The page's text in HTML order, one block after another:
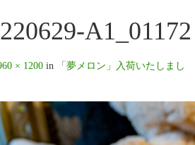
A1_01172
× 1200 in
「夢メロン」入荷いたしまし